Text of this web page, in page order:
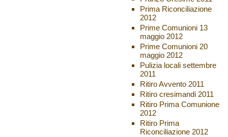
Prima Riconciliazione
2012
Prime Comunioni 13
maggio 2012
Prime Comunioni 20
maggio 2012
Pulizia locali settembre
2011
Ritiro Avvento 2011
Ritiro cresimandi 2011
Ritiro Prima Comunione
2012
Ritiro Prima
Riconciliazione 2012